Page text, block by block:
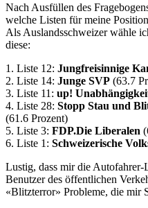
Nach Ausfüllen des
welche Listen für meine
Als Auslandsschweizer wähle
diese:
1. Liste 12: Jungfreisinnige
2. Liste 14: Junge SVP (63.7
3. Liste 11: up!
4. Liste 28: Stopp Stau und
(61.6 Prozent)
5. Liste 3: FDP.Die Liberalen
6. Liste 1: Schweizerische
Lustig, dass mir die
Benutzer des öffentlichen
«Blitzterror» Probleme, die mir